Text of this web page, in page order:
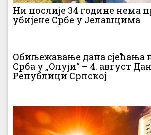
Ни послије 34 године нема
убијене Србе у Јелашцима
Обиљежавање дана сјећања
Срба у „Олуји“ – 4. август
Републици Српској